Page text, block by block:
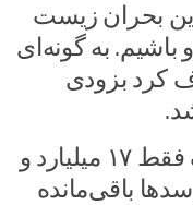
بحران زیست
به گونه‌ای
کرد بزودی
این گزارش می‌افزاید هم‌اینک فقط ۱۷ میلیارد و
سدها باقی‌مانده